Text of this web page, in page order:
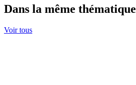
Dans la même thématique
Voir tous